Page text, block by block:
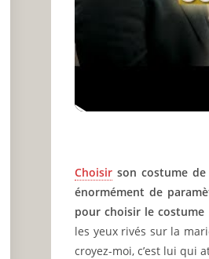
Choisir son costume de
énormément de
pour choisir le
les yeux rivés sur la
croyez-moi, c’est lui qui